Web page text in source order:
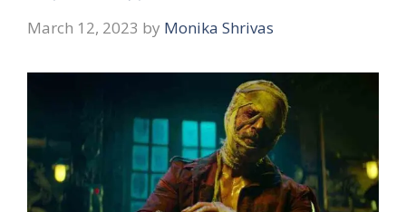
March 12, 2023 by Monika Shrivas